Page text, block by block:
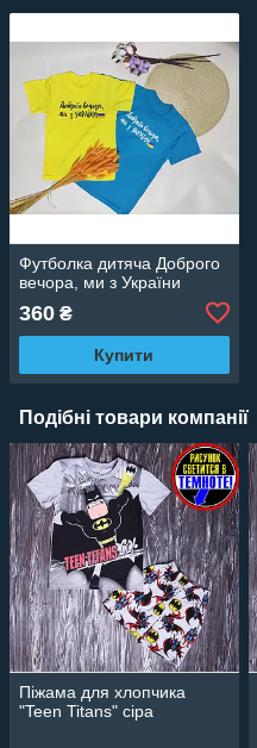
Футболка дитяча Доброго
вечора, ми з України
360 ₴
Купити
Подібні товари компанії
Піжама для хлопчика
"Teen Titans" сіра